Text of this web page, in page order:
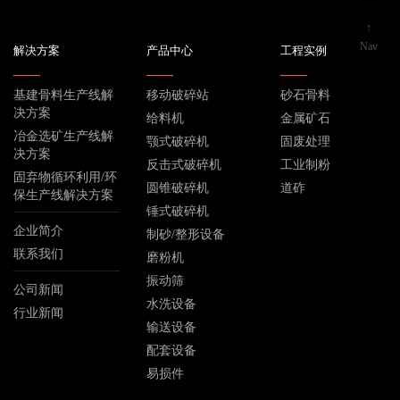
解决方案
基建骨料生产线解
决方案
冶金选矿生产线解
决方案
固弃物循环利用/环
保生产线解决方案
企业简介
联系我们
公司新闻
行业新闻
产品中心
移动破碎站
给料机
颚式破碎机
反击式破碎机
圆锥破碎机
锤式破碎机
制砂/整形设备
磨粉机
振动筛
水洗设备
输送设备
配套设备
易损件
工程实例
砂石骨料
金属矿石
固废处理
工业制粉
道砟
↑
Nav